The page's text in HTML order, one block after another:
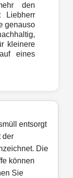
den
Liebherr
genauso
kleinere
eines
entsorgt
der
Die
können
Sie